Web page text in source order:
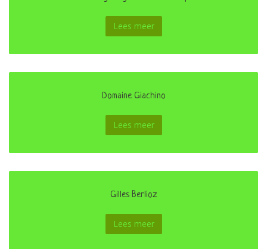
Lees meer
Domaine Giachino
Lees meer
Gilles Berlioz
Lees meer